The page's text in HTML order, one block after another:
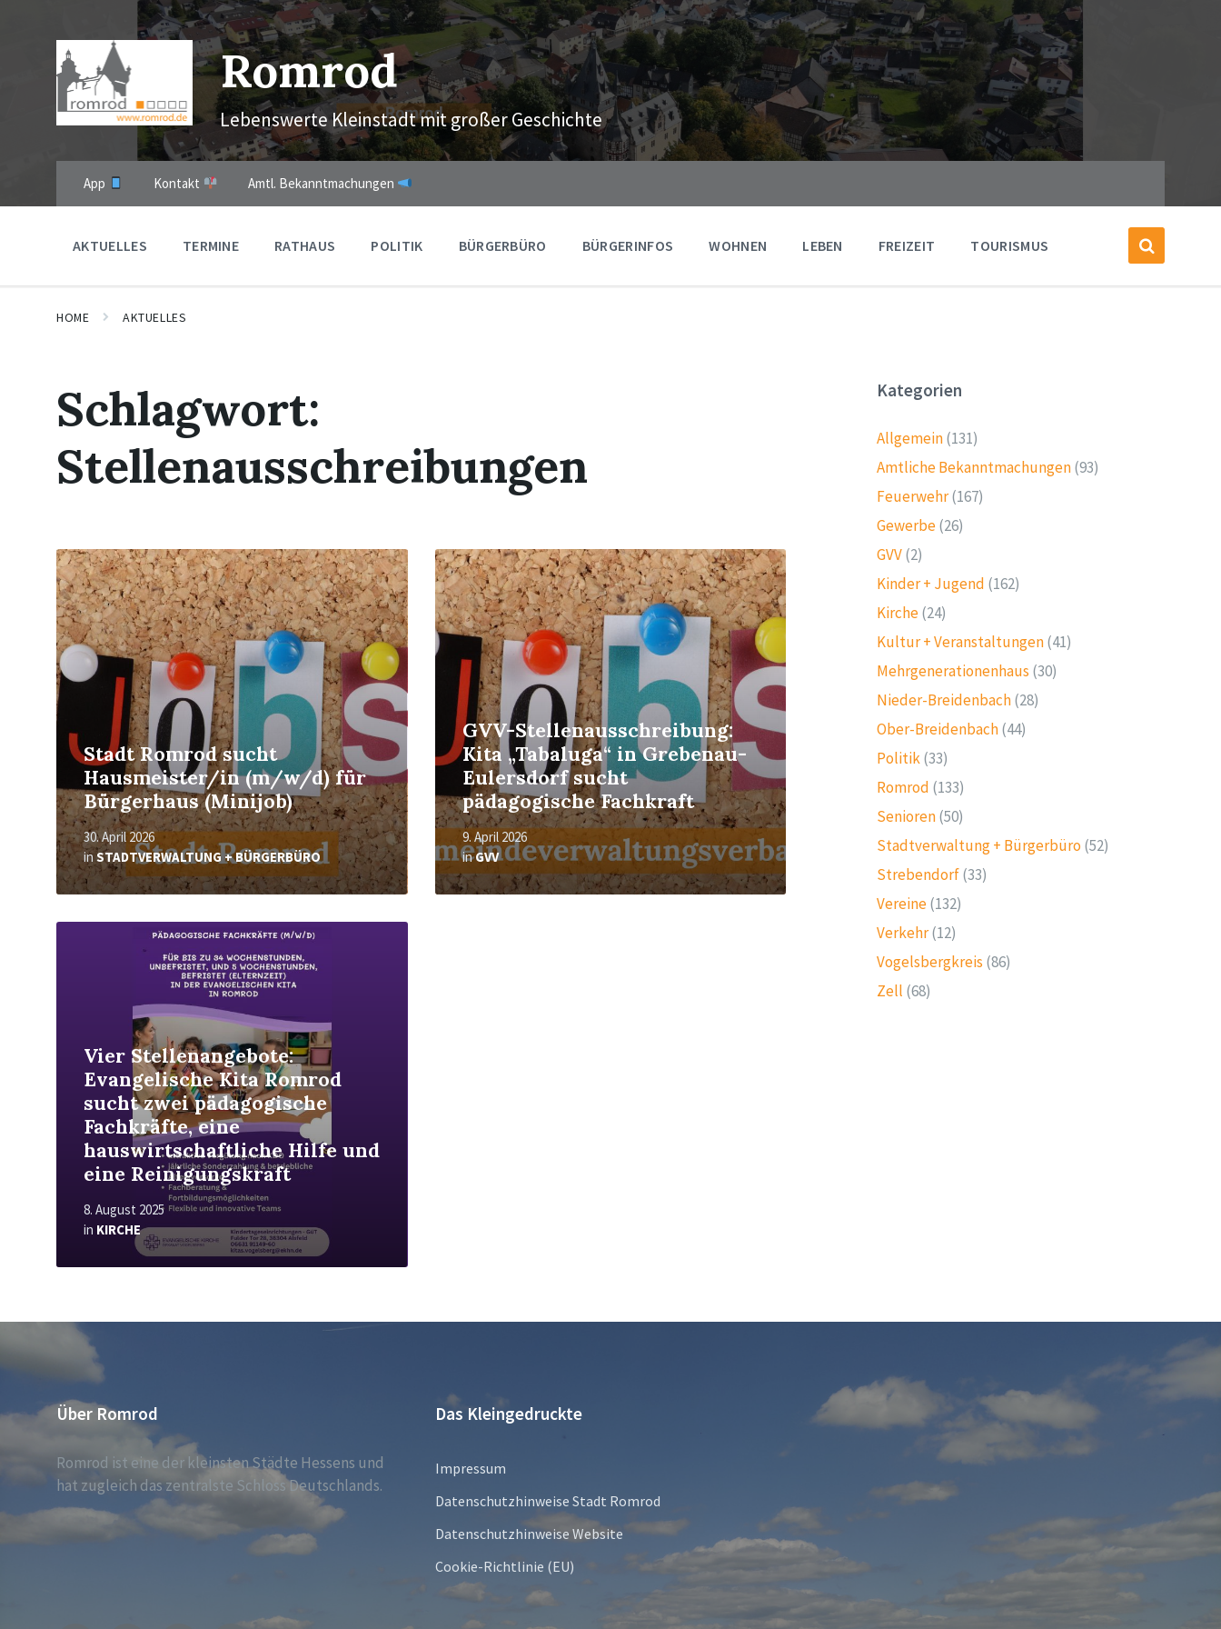
navigation
Romrod
Lebenswerte Kleinstadt mit großer Geschichte
App Kontakt Amtl. Bekanntmachungen
AKTUELLES TERMINE RATHAUS POLITIK BÜRGERBÜRO BÜRGERINFOS WOHNEN LEBEN FREIZEIT TOURISMUS
HOME AKTUELLES
Schlagwort:
Stellenausschreibungen
Stadt Romrod sucht
Hausmeister/in (m/w/d) für
Bürgerhaus (Minijob)
30. April 2026
in STADTVERWALTUNG + BÜRGERBÜRO
Read
More
GVV-Stellenausschreibung:
Kita „Tabaluga“ in Grebenau-
Eulersdorf sucht
pädagogische Fachkraft
9. April 2026
inGVV
Read
More
Vier Stellenangebote:
Evangelische Kita Romrod
sucht zwei pädagogische
Fachkräfte, eine
hauswirtschaftliche Hilfe und
eine Reinigungskraft
8. August 2025
in KIRCHE
Read
Kategorien
Allgemein(131)
Amtliche Bekanntmachungen(93)
Feuerwehr(167)
Gewerbe(26)
GVV(2)
Kinder + Jugend (162)
Kirche(24)
Kultur + Veranstaltungen(41)
Mehrgenerationenhaus (30)
Nieder-Breidenbach(28)
Ober-Breidenbach(44)
Politik(33)
Romrod (133)
Senioren(50)
Stadtverwaltung + Bürgerbüro (52)
Strebendorf(33)
Vereine(132)
Verkehr(12)
Vogelsbergkreis (86)
Zell (68)
Über Romrod
Romrod ist eine der kleinsten Städte Hessens und
hat zugleich das zentralste Schloss Deutschlands.
Das Kleingedruckte
Impressum
Datenschutzhinweise Stadt Romrod
Datenschutzhinweise Website
Cookie-Richtlinie (EU)